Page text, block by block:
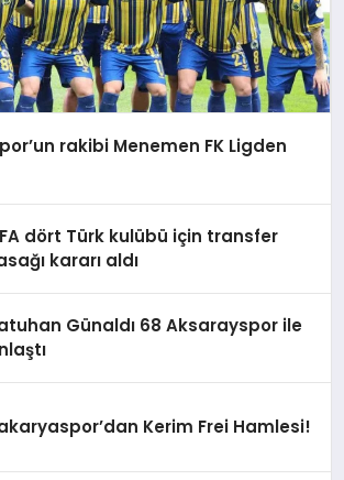
rakibi Menemen FK Ligden
dört Türk kulübü için transfer
kararı aldı
Günaldı 68 Aksarayspor ile
Kerim Frei Hamlesi!